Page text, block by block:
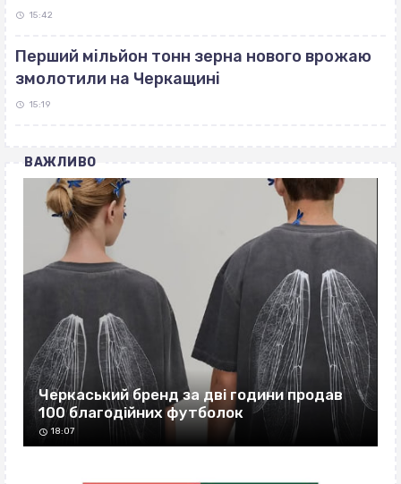
15:42
Перший мільйон тонн зерна нового врожаю
змолотили на Черкащині
15:19
ВАЖЛИВО
Черкаський бренд за дві години продав
100 благодійних футболок
18:07